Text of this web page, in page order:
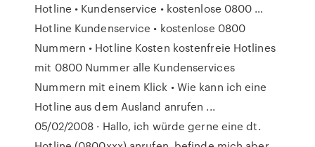
Hotline • Kundenservice • kostenlose 0800 …
Hotline Kundenservice • kostenlose 0800
Nummern • Hotline Kosten kostenfreie Hotlines
mit 0800 Nummer alle Kundenservices
Nummern mit einem Klick • Wie kann ich eine
Hotline aus dem Ausland anrufen ...
05/02/2008 · Hallo, ich würde gerne eine dt.